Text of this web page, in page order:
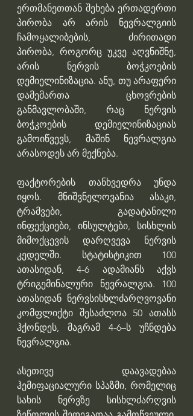
ერთმანეთთან შეხება ერთადერთი
პირობა არ არის ნევრალგიის
ჩამოყალიბების, ძირითადი
პირობა, როგორც უკვე აღვნიშნე,
არის ნერვის ბოჭკოების
დემიელინიზაცია. ანუ, თუ არაფერი
დამემართა ცხოვრების
განმავლობაში, რაც ნერვის
ბოჭკოების დემიელინიზაციას
გამოიწვევს, მაშინ ნევრალგია
არასოდეს არ მექნება.
ფაქტორების თანხვედრა უნდა
იყოს. მნიშვნელოვანია ასაკი,
ტრამვები, გადატანილი
ინფექციები, ინსულტები, სისხლის
მიმოქცევის დარღვევა ნერვის
კედელში. სტატისტიკით 100
ათასიდან, 4-6 ადამიანს აქვს
ტრიგემინალური ნევრალგია. 100
ათასიდან ნერვსისხლძარღვოვანი
კომფლიქტი შესაძლოა 50 ათასს
ჰქონდეს, მაგრამ 4-6–ს უჩნდება
ნევრალგია.
ასეთივე დაავადებაა
ჰემიფაციალური სპაზმი, რომელიც
სახის ნერვზე სისხლძარღვის